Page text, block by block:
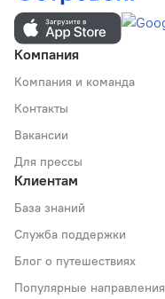
Компания
Компания и команда
Контакты
Вакансии
Для прессы
Клиентам
База знаний
Служба поддержки
Блог о путешествиях
Популярные направления